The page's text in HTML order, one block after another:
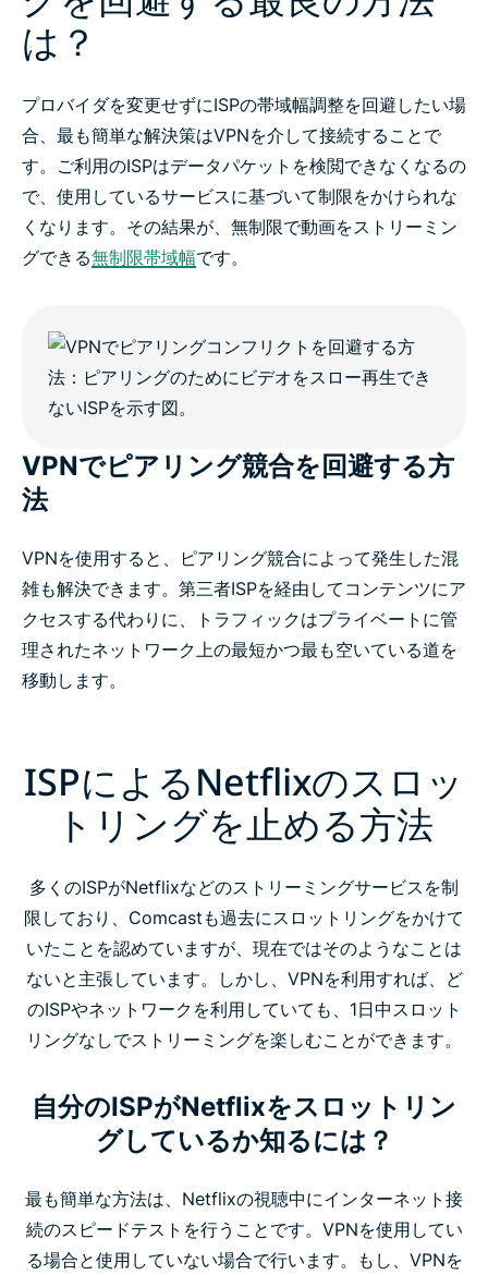
は？
プロバイダを変更せずにISPの帯域幅調整を回避したい場
合、最も簡単な解決策はVPNを介して接続することで
す。ご利用のISPはデータパケットを検閲できなくなるの
で、使用しているサービスに基づいて制限をかけられな
くなります。その結果が、無制限で動画をストリーミン
グできる無制限帯域幅です。
VPNでピアリング競合を回避する方
法
VPNを使用すると、ピアリング競合によって発生した混
雑も解決できます。第三者ISPを経由してコンテンツにア
クセスする代わりに、トラフィックはプライベートに管
理されたネットワーク上の最短かつ最も空いている道を
移動します。
ISPによるNetflixのスロッ
トリングを止める方法
多くのISPがNetflixなどのストリーミングサービスを制
限しており、Comcastも過去にスロットリングをかけて
いたことを認めていますが、現在ではそのようなことは
ないと主張しています。しかし、VPNを利用すれば、ど
のISPやネットワークを利用していても、1日中スロット
リングなしでストリーミングを楽しむことができます。
自分のISPがNetflixをスロットリン
グしているか知るには？
最も簡単な方法は、Netflixの視聴中にインターネット接
続のスピードテストを行うことです。VPNを使用してい
る場合と使用していない場合で行います。もし、VPNを